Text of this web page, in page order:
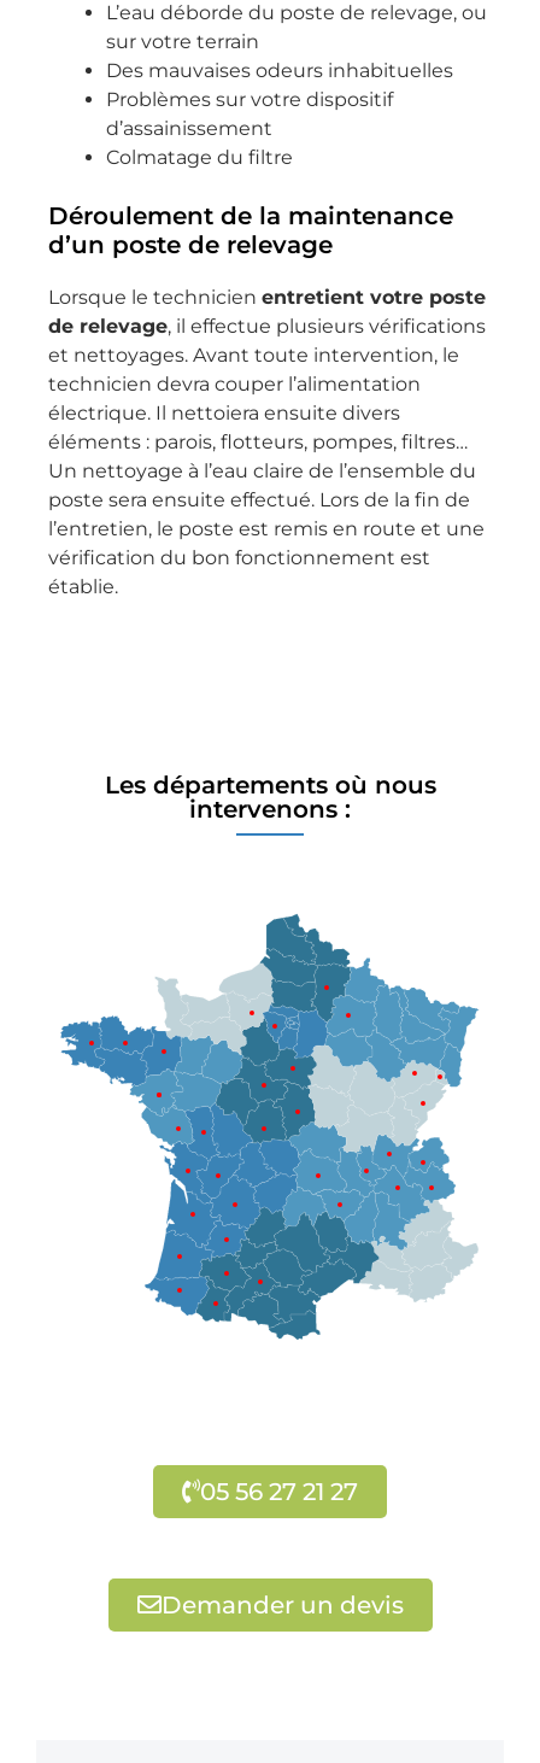
L’eau déborde du poste de relevage, ou
sur votre terrain
Des mauvaises odeurs inhabituelles
Problèmes sur votre dispositif
d’assainissement
Colmatage du filtre
Déroulement de la maintenance
d’un poste de relevage
Lorsque le technicien entretient votre poste
de relevage, il effectue plusieurs vérifications
et nettoyages. Avant toute intervention, le
technicien devra couper l’alimentation
électrique. Il nettoiera ensuite divers
éléments : parois, flotteurs, pompes, filtres…
Un nettoyage à l’eau claire de l’ensemble du
poste sera ensuite effectué. Lors de la fin de
l’entretien, le poste est remis en route et une
vérification du bon fonctionnement est
établie.
Les départements où nous
intervenons :
05 56 27 21 27
Demander un devis